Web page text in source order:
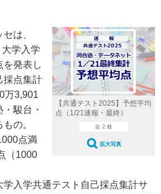
【共通テスト2025】予想平均
点（1/21速報・最終）
全 2 枚
拡大写真
は、
学入学
を発表し
採点集計
万3,901
駿台・
の。
点満
（1000
入学共通テスト自己採点集計サ